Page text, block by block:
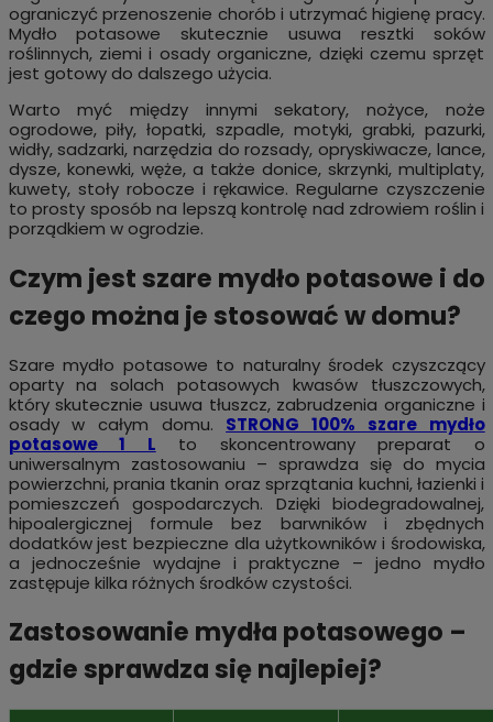
ograniczyć przenoszenie chorób i utrzymać higienę pracy.
Mydło potasowe skutecznie usuwa resztki soków
roślinnych, ziemi i osady organiczne, dzięki czemu sprzęt
jest gotowy do dalszego użycia.
Warto myć między innymi sekatory, nożyce, noże
ogrodowe, piły, łopatki, szpadle, motyki, grabki, pazurki,
widły, sadzarki, narzędzia do rozsady, opryskiwacze, lance,
dysze, konewki, węże, a także donice, skrzynki, multiplaty,
kuwety, stoły robocze i rękawice. Regularne czyszczenie
to prosty sposób na lepszą kontrolę nad zdrowiem roślin i
porządkiem w ogrodzie.
Czym jest szare mydło potasowe i do
czego można je stosować w domu?
Szare mydło potasowe to naturalny środek czyszczący
oparty na solach potasowych kwasów tłuszczowych,
który skutecznie usuwa tłuszcz, zabrudzenia organiczne i
osady w całym domu. STRONG 100% szare mydło
potasowe 1 L to skoncentrowany preparat o
uniwersalnym zastosowaniu – sprawdza się do mycia
powierzchni, prania tkanin oraz sprzątania kuchni, łazienki i
pomieszczeń gospodarczych. Dzięki biodegradowalnej,
hipoalergicznej formule bez barwników i zbędnych
dodatków jest bezpieczne dla użytkowników i środowiska,
a jednocześnie wydajne i praktyczne – jedno mydło
zastępuje kilka różnych środków czystości.
Zastosowanie mydła potasowego –
gdzie sprawdza się najlepiej?